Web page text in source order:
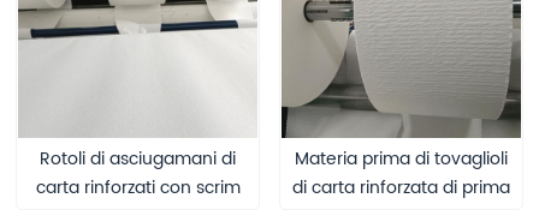
Rotoli di asciugamani di
carta rinforzati con scrim
Materia prima di tovaglioli
di carta rinforzata di prima